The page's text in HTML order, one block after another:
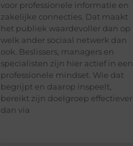
voor professionele informatie en
zakelijke connecties. Dat maakt
het publiek waardevoller dan op
welk ander sociaal netwerk dan
ook. Beslissers, managers en
specialisten zijn hier actief in een
professionele mindset. Wie dat
begrijpt en daarop inspeelt,
bereikt zijn doelgroep effectiever
dan via